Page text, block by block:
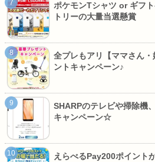
ポケモンTシャツ or ギフ
トリーの大量当選懸賞
全プレもアリ【ママさん
ントキャンペーン♪
SHARPのテレビや掃除機
キャンペーン☆
えらべるPay200ポイント